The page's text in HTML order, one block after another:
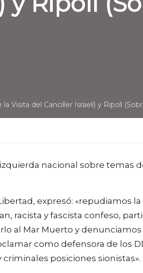
Visita del Canciller Israelí) y Ripoll
nacional sobre temas
expresó: «repudiamos
racista y fascista confeso,
al Mar Muerto y
como defensora de los
posiciones sionistas».